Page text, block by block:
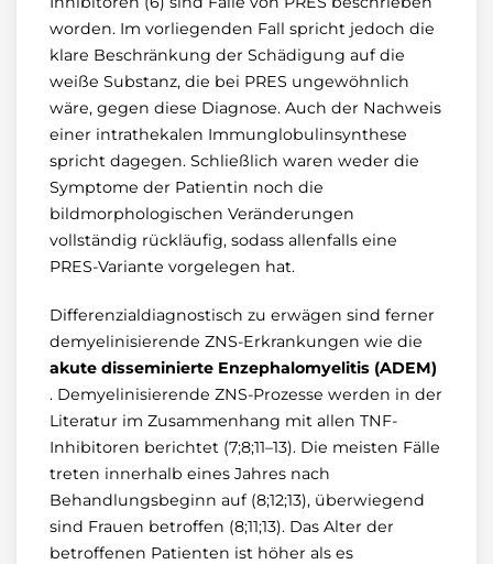
worden. Im vorliegenden Fall spricht jedoch die
klare Beschränkung der Schädigung auf die
weiße Substanz, die bei PRES ungewöhnlich
wäre, gegen diese Diagnose. Auch der Nachweis
einer intrathekalen Immunglobulinsynthese
spricht dagegen. Schließlich waren weder die
Symptome der Patientin noch die
bildmorphologischen Veränderungen
vollständig rückläufig, sodass allenfalls eine
PRES-Variante vorgelegen hat.
Differenzialdiagnostisch zu erwägen sind ferner
demyelinisierende ZNS-Erkrankungen wie die
akute disseminierte Enzephalomyelitis (ADEM)
. Demyelinisierende ZNS-Prozesse werden in der
Literatur im Zusammenhang mit allen TNF-
Inhibitoren berichtet (7;8;11–13). Die meisten Fälle
treten innerhalb eines Jahres nach
Behandlungsbeginn auf (8;12;13), überwiegend
sind Frauen betroffen (8;11;13). Das Alter der
betroffenen Patienten ist höher als es